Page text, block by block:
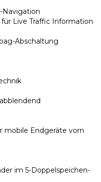
Navigation
für Live Traffic Information
Abschaltung
mobile Endgeräte vorn
im 5-Doppelspeichen-